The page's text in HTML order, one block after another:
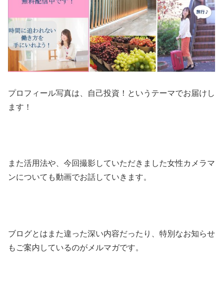
プロフィール写真は、自己投資！というテーマでお届けし
ます！
また活用法や、今回撮影していただきました女性カメラマ
ンについても動画でお話していきます。
ブログとはまた違った深い内容だったり、特別なお知らせ
もご案内しているのがメルマガです。